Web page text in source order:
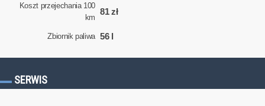
Koszt przejechania 100
km
81 zł
Zbiornik paliwa 56 l
SERWIS